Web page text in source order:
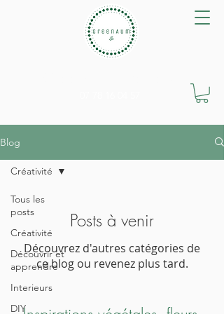
Blog
Tous les
posts
Créativité
Découvrir et
apprendre
Interieurs
DIY
Créativité
Posts à venir
Découvrez d'autres catégories de
ce blog ou revenez plus tard.